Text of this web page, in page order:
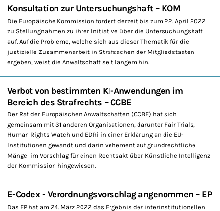
Konsultation zur Untersuchungshaft – KOM
Die Europäische Kommission fordert derzeit bis zum 22. April 2022
zu Stellungnahmen zu ihrer Initiative über die Untersuchungshaft
auf. Auf die Probleme, welche sich aus dieser Thematik für die
justizielle Zusammenarbeit in Strafsachen der Mitgliedstaaten
ergeben, weist die Anwaltschaft seit langem hin.
Verbot von bestimmten KI-Anwendungen im
Bereich des Strafrechts – CCBE
Der Rat der Europäischen Anwaltschaften (CCBE) hat sich
gemeinsam mit 31 anderen Organisationen, darunter Fair Trials,
Human Rights Watch und EDRi in einer Erklärung an die EU-
Institutionen gewandt und darin vehement auf grundrechtliche
Mängel im Vorschlag für einen Rechtsakt über Künstliche Intelligenz
der Kommission hingewiesen.
E-Codex - Verordnungsvorschlag angenommen – EP
Das EP hat am 24. März 2022 das Ergebnis der interinstitutionellen